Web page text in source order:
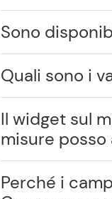
Sono
Quali sono i
Il widget sul
misure
Perché i